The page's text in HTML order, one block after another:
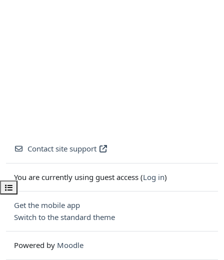
Open course index
Contact site support
You are currently using guest access (Log in)
Get the mobile app
Switch to the standard theme
Powered by Moodle